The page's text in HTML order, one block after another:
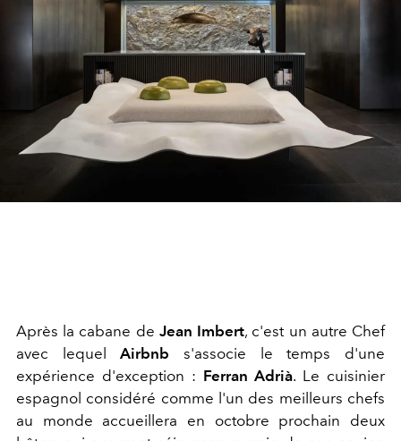
Après la cabane de Jean Imbert, c'est un autre Chef
avec lequelAirbnb s'associe le temps d'une
expérience d'exception : Ferran Adrià. Le cuisinier
espagnol considéré comme l'un des meilleurs chefs
au monde accueillera en octobre prochain deux